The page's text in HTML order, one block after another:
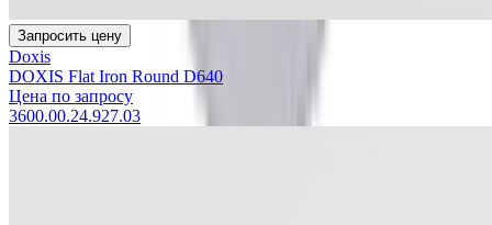
Запросить цену
Doxis
DOXIS Flat Iron Round D640
Цена по запросу
3600.00.24.927.03